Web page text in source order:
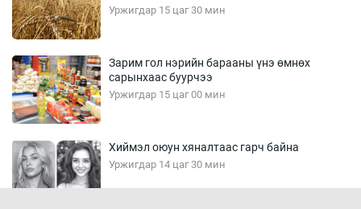
Уржигдар 15 цаг 30 мин
Зарим гол нэрийн барааны үнэ өмнөх
сарынхаас буурчээ
Уржигдар 15 цаг 00 мин
Хиймэл оюун хяналтаас гарч байна
Уржигдар 14 цаг 30 мин